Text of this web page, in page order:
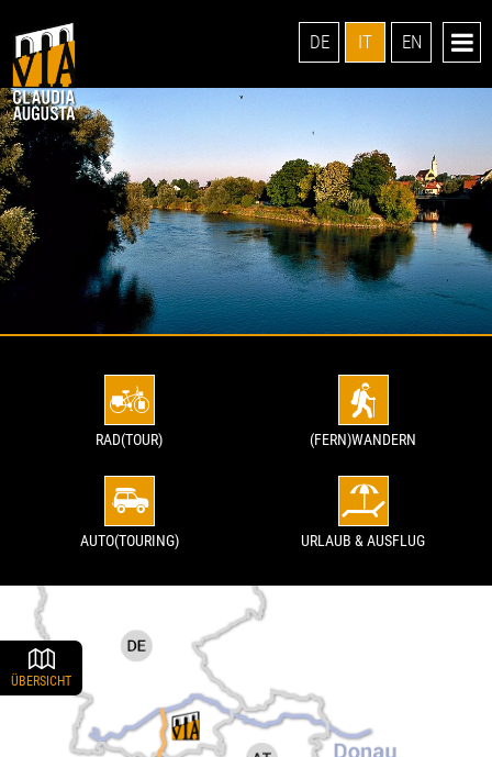
DE IT EN
RAD(TOUR) (FERN)WANDERN
AUTO(TOURING) URLAUB & AUSFLUG
ÜBERSICHT